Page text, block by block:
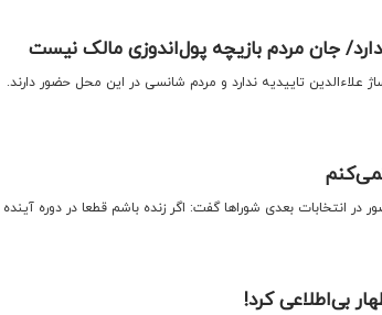
جان مردم بازیچه پول‌اندوزی مالک نیست
علاءالدین تاییدیه ندارد و مردم شانسی در این محل حضور دارند.
در انتخابات بعدی شوراها گفت: اگر زنده باشم قطعا در دوره آینده
بی‌اطلاعی کرد!